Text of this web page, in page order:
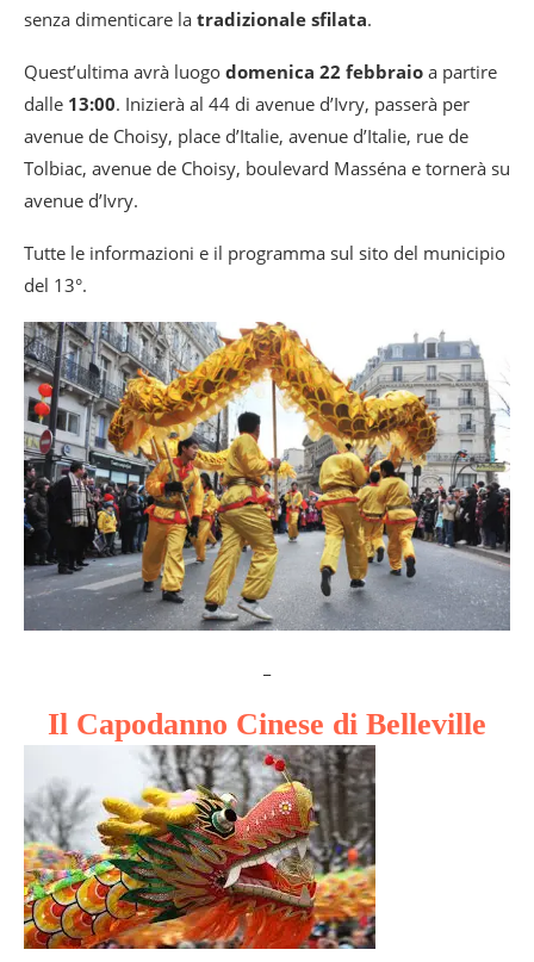
senza dimenticare la tradizionale sfilata.
Quest’ultima avrà luogo domenica 22 febbraio a partire
dalle 13:00. Inizierà al 44 di avenue d’Ivry, passerà per
avenue de Choisy, place d’Italie, avenue d’Italie, rue de
Tolbiac, avenue de Choisy, boulevard Masséna e tornerà su
avenue d’Ivry.
Tutte le informazioni e il programma sul sito del municipio
del 13°.
Il Capodanno Cinese di Belleville